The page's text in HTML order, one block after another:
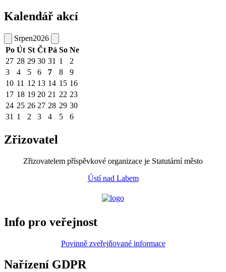
Kalendář akcí
Srpen2026
Po Út St Čt Pá So Ne
27 28 29 30 31 1
2
3
4 5 6 7 8
9
10 11 12 13 14 15 16
17 18 19 20 21 22 23
24 25 26 27 28 29 30
31 1 2 3 4 5 6
Zřizovatel
Zřizovatelem příspěvkové organizace je Statutární město
Ústí nad Labem
Info pro veřejnost
Povinně zveřejňované informace
Nařízení GDPR